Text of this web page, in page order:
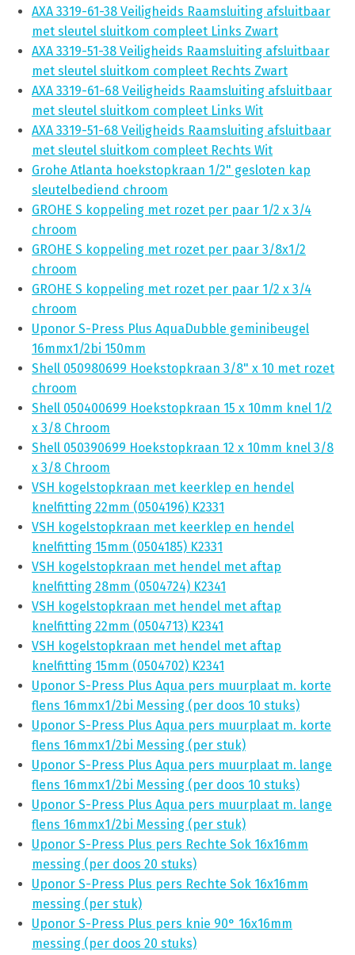
AXA 3319-61-38 Veiligheids Raamsluiting afsluitbaar
met sleutel sluitkom compleet Links Zwart
AXA 3319-51-38 Veiligheids Raamsluiting afsluitbaar
met sleutel sluitkom compleet Rechts Zwart
AXA 3319-61-68 Veiligheids Raamsluiting afsluitbaar
met sleutel sluitkom compleet Links Wit
AXA 3319-51-68 Veiligheids Raamsluiting afsluitbaar
met sleutel sluitkom compleet Rechts Wit
Grohe Atlanta hoekstopkraan 1/2" gesloten kap
sleutelbediend chroom
GROHE S koppeling met rozet per paar 1/2 x 3/4
chroom
GROHE S koppeling met rozet per paar 3/8x1/2
chroom
GROHE S koppeling met rozet per paar 1/2 x 3/4
chroom
Uponor S-Press Plus AquaDubble geminibeugel
16mmx1/2bi 150mm
Shell 050980699 Hoekstopkraan 3/8" x 10 met rozet
chroom
Shell 050400699 Hoekstopkraan 15 x 10mm knel 1/2
x 3/8 Chroom
Shell 050390699 Hoekstopkraan 12 x 10mm knel 3/8
x 3/8 Chroom
VSH kogelstopkraan met keerklep en hendel
knelfitting 22mm (0504196) K2331
VSH kogelstopkraan met keerklep en hendel
knelfitting 15mm (0504185) K2331
VSH kogelstopkraan met hendel met aftap
knelfitting 28mm (0504724) K2341
VSH kogelstopkraan met hendel met aftap
knelfitting 22mm (0504713) K2341
VSH kogelstopkraan met hendel met aftap
knelfitting 15mm (0504702) K2341
Uponor S-Press Plus Aqua pers muurplaat m. korte
flens 16mmx1/2bi Messing (per doos 10 stuks)
Uponor S-Press Plus Aqua pers muurplaat m. korte
flens 16mmx1/2bi Messing (per stuk)
Uponor S-Press Plus Aqua pers muurplaat m. lange
flens 16mmx1/2bi Messing (per doos 10 stuks)
Uponor S-Press Plus Aqua pers muurplaat m. lange
flens 16mmx1/2bi Messing (per stuk)
Uponor S-Press Plus pers Rechte Sok 16x16mm
messing (per doos 20 stuks)
Uponor S-Press Plus pers Rechte Sok 16x16mm
messing (per stuk)
Uponor S-Press Plus pers knie 90° 16x16mm
messing (per doos 20 stuks)